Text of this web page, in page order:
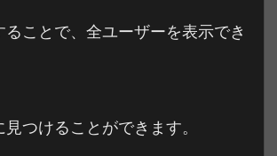
ことで、全ユーザーを表示でき
つけることができます。